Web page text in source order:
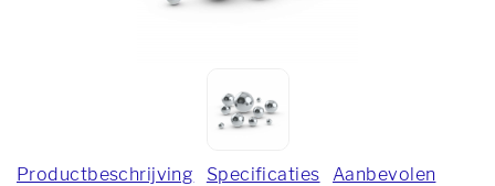
Productbeschrijving Specificaties
Aanbevolen